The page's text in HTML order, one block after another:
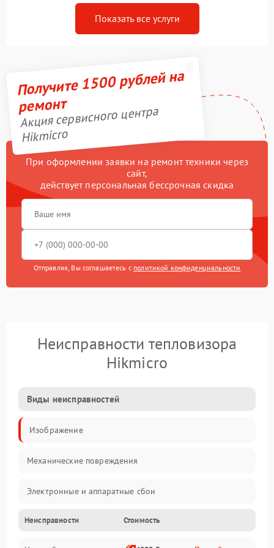
Показать все услуги
Получите 1500 рублей на
ремонт
Акция сервисного центра
Hikmicro
При оформлении заявки на ремонт техники через
сайт,
действует персональная бессрочная скидка
Отправляя, Вы соглашаетесь с политикой конфиденциальности
Неисправности тепловизора
Hikmicro
Виды неисправностей
Изображение
Механические повреждения
Электронные и аппаратные сбои
Неисправности сенсора и оптики
Неисправности Стоимость